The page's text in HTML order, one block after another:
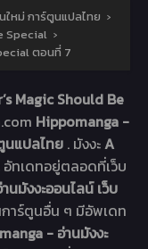
ใหม่ การ์ตูนแปลไทย ›
Special ›
ตอนที่ 7
Magic Should Be
Hippomanga -
นแปลไทย . มังงะA
อัทเดทอยู่ตลอดที่เว็บ
มังงะออนไลน์ เว็บ
าร์ตูนอื่น ๆ มีอัพเดท
- อ่านมังงะ